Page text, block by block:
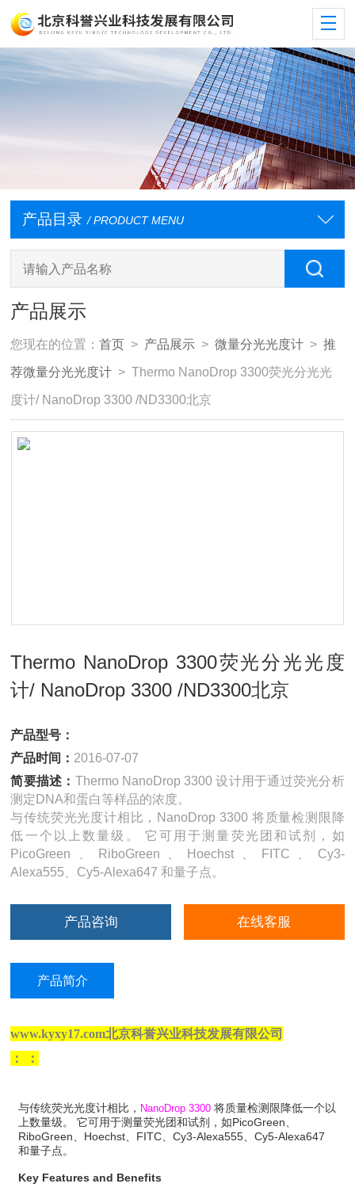
产品目录 / PRODUCT MENU
产品展示
您现在的位置：首页 > 产品展示 >微量分光光度计 >推
荐微量分光光度计 > Thermo NanoDrop 3300荧光分光光
度计/ NanoDrop 3300 /ND3300北京
Thermo NanoDrop 3300荧光分光光度
计/ NanoDrop 3300 /ND3300北京
产品型号：
产品时间： 2016-07-07
简要描述： Thermo NanoDrop 3300 设计用于通过荧光分析
测定DNA和蛋白等样品的浓度。
与传统荧光光度计相比，NanoDrop 3300 将质量检测限降
低一个以上数量级。 它可用于测量荧光团和试剂，如
PicoGreen、RiboGreen、Hoechst、FITC、Cy3-
Alexa555、Cy5-Alexa647 和量子点。
产品咨询 在线客服
产品简介
www.kyxy17.com北京科誉兴业科技发展有限公司
：
：
与传统荧光光度计相比， NanoDrop 3300将质量检测限降低一个以
上数量级。 它可用于测量荧光团和试剂，如PicoGreen、
RiboGreen、Hoechst、FITC、Cy3-Alexa555、Cy5-Alexa647
和量子点。
Key Features and Benefits